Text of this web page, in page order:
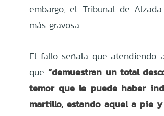
embargo, el Tribunal de
más gravosa.
El fallo señala que atendiendo
que“demuestran un total
temor que le puede haber
martillo, estando aquel a pie